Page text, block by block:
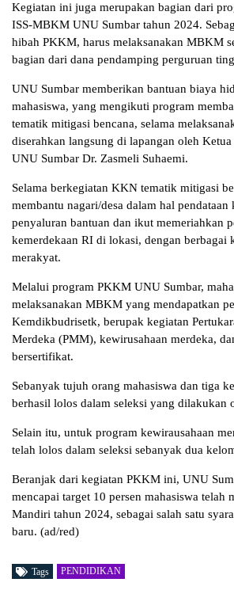
Kegiatan ini juga merupakan bagian dari
ISS-MBKM UNU Sumbar tahun 2024.
hibah PKKM, harus melaksanakan MBKM
bagian dari dana pendamping perguruan
UNU Sumbar memberikan bantuan biaya
mahasiswa, yang mengikuti program
tematik mitigasi bencana, selama
diserahkan langsung di lapangan oleh
UNU Sumbar Dr. Zasmeli Suhaemi.
Selama berkegiatan KKN tematik mitigasi
membantu nagari/desa dalam hal pendataan
penyaluran bantuan dan ikut memeriahkan
kemerdekaan RI di lokasi, dengan berbagai
merakyat.
Melalui program PKKM UNU Sumbar,
melaksanakan MBKM yang mendapatkan
Kemdikbudrisetk, berupak kegiatan
Merdeka (PMM), kewirusahaan merdeka,
bersertifikat.
Sebanyak tujuh orang mahasiswa dan tiga
berhasil lolos dalam seleksi yang dilakukan
Selain itu, untuk program kewirausahaan
telah lolos dalam seleksi sebanyak dua
Beranjak dari kegiatan PKKM ini, UNU
mencapai target 10 persen mahasiswa
Mandiri tahun 2024, sebagai salah satu
baru. (ad/red)
Tags PENDIDIKAN